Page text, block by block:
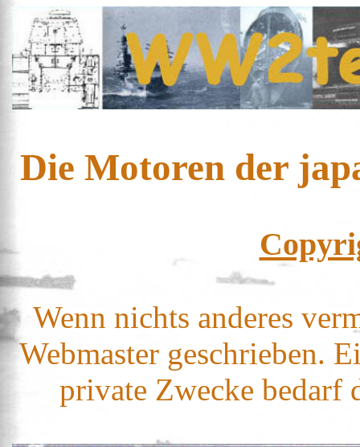
Die Motoren der
Wenn nichts anderes
Webmaster geschrieben.
private Zwecke bedarf